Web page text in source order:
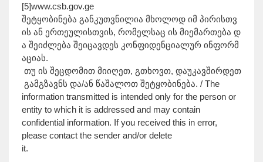
[5]www.csb.gov.ge
შეტყობინება განკუთვნილია მხოლოდ იმ პირისთვ
ის ან ერთეულისთვის, რომელსაც ის მიემართება დ
ა შეიძლება შეიცავდეს კონფიდენციალურ ინფორმ
აციას.
თუ ის შეცდომით მიიღეთ, გთხოვთ, დაუკავშირდეთ
გამგზავნს და/ან წაშალოთ შეტყობინება. / The
information transmitted is intended only for the person or
entity to which it is addressed and may contain
confidential information. If you received this in error,
please contact the sender and/or delete
it.